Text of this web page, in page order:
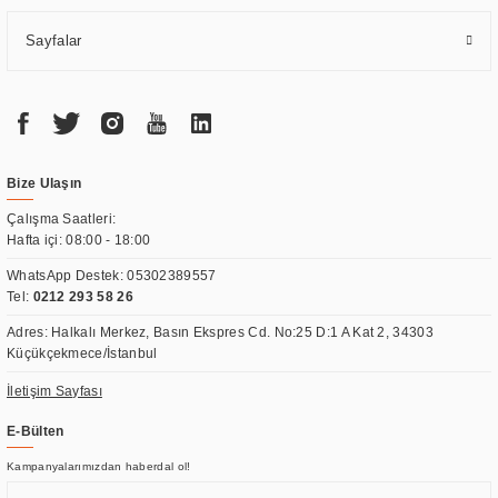
Sayfalar
Bize Ulaşın
Çalışma Saatleri:
Hafta içi: 08:00 - 18:00
WhatsApp Destek:05302389557
Tel: 0212 293 58 26
Adres: Halkalı Merkez, Basın Ekspres Cd. No:25 D:1 A Kat 2, 34303
Küçükçekmece/İstanbul
İletişim Sayfası
E-Bülten
Kampanyalarımızdan haberdal ol!